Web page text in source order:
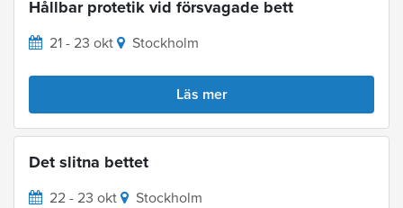
Hållbar protetik vid försvagade bett
21 - 23 okt Stockholm
Läs mer
Det slitna bettet
22 - 23 okt Stockholm